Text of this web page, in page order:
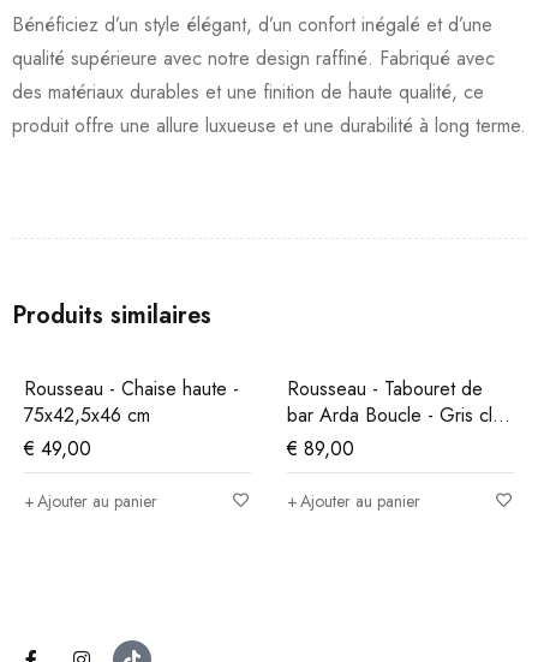
Bénéficiez d’un style élégant, d’un confort inégalé et d’une
qualité supérieure avec notre design raffiné. Fabriqué avec
des matériaux durables et une finition de haute qualité, ce
produit offre une allure luxueuse et une durabilité à long terme.
Produits similaires
Rousseau - Chaise haute -
75x42,5x46 cm
€ 49,00
Ajouter au panier
Rousseau - Tabouret de
bar Arda Boucle - Gris clair
- 86x49x46 cm
€ 89,00
Ajouter au panier